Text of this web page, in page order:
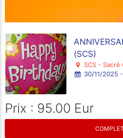
(SCS)
SCS -
30/11/2025
Prix : 95.00 Eur
COMPLET